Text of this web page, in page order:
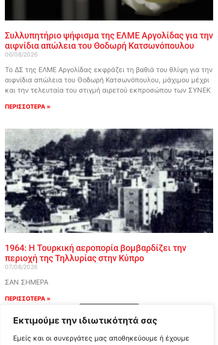
Εκτιμούμε την ιδιωτικότητά σας
Εμείς και οι συνεργάτες μας αποθηκεύουμε ή έχουμε
Συλλυπητήριο ψήφισμα της ΕΛΜΕ Αργολίδας για την
αιφνίδια απώλεια του Θοδωρή Κατσωνόπουλου
06/08/2026
Το ΔΣ της ΕΛΜΕ Αργολίδας εκφράζει τη βαθιά του θλίψη για την
αιφνίδια απώλεια του Θοδωρή Κατσωνόπουλου, μάχιμου μέχρι
και την τελευταία του στιγμή αιρετού εκπροσώπου των ΣΥΝΕΚ
ΠΕΡΙΣΣΟΤΕΡΑ »
1964: Η Τουρκική αεροπορία βομβαρδίζει την
περιοχή της Τηλλυρίας στην Κύπρο
07/08/2026
ΣΑΝ ΣΗΜΕΡΑ
ΠΕΡΙΣΣΟΤΕΡΑ »